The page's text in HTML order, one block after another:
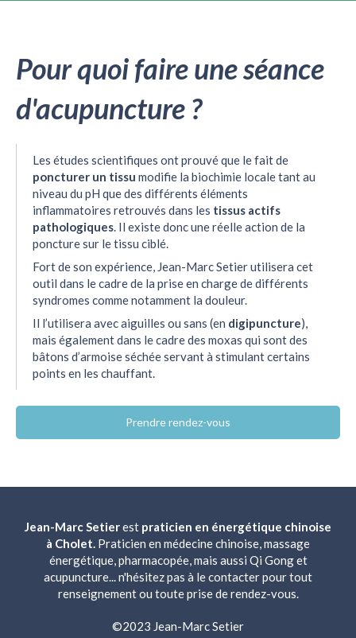
Pour quoi faire une séance
d'acupuncture ?
Les études scientifiques ont prouvé que le fait de
poncturer un tissu modifie la biochimie locale tant au
niveau du pH que des différents éléments
inflammatoires retrouvés dans les tissus actifs
pathologiques. Il existe donc une réelle action de la
poncture sur le tissu ciblé.
Fort de son expérience, Jean-Marc Setier utilisera cet
outil dans le cadre de la prise en charge de différents
syndromes comme notamment la douleur.
Il l’utilisera avec aiguilles ou sans (en digipuncture),
mais également dans le cadre des moxas qui sont des
bâtons d’armoise séchée servant à stimulant certains
points en les chauffant.
Prendre rendez-vous
Jean-Marc Setierest praticien en énergétique chinoise
à Cholet. Praticien en médecine chinoise, massage
énergétique, pharmacopée, mais aussi Qi Gong et
acupuncture... n'hésitez pas à le contacter pour tout
renseignement ou toute prise de rendez-vous.
©2023 Jean-Marc Setier